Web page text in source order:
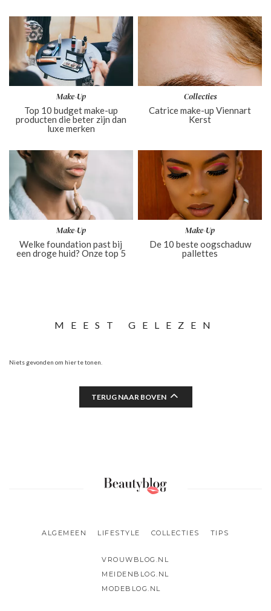
Make-Up
Top 10 budget make-up
producten die beter zijn dan
luxe merken
Collecties
Catrice make-up Viennart
Kerst
Make-Up
Welke foundation past bij
een droge huid? Onze top 5
Make-Up
De 10 beste oogschaduw
pallettes
MEEST GELEZEN
Niets gevonden om hier te tonen.
TERUG NAAR BOVEN
ALGEMEEN LIFESTYLE COLLECTIES TIPS
VROUWBLOG.NL
MEIDENBLOG.NL
MODEBLOG.NL